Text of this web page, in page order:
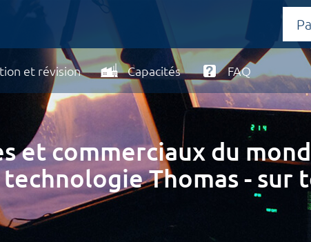
et révision Capacités FAQ
et commerciaux du
Thomas - sur